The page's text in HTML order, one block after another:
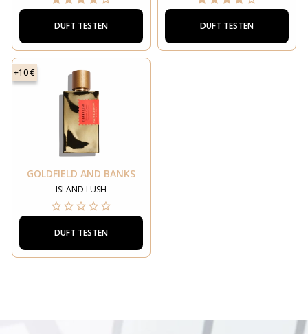
DUFT TESTEN DUFT TESTEN
+10 €
GOLDFIELD AND BANKS
ISLAND LUSH
DUFT TESTEN